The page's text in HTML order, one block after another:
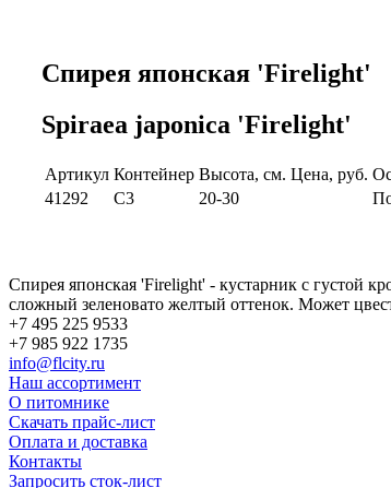
Спирея японская 'Firelight'
Spiraea japonica 'Firelight'
Артикул Контейнер Высота, см. Цена, руб.
41292
C3 20-30
Спирея японская 'Firelight' - кустарник с густой
сложный зеленовато желтый оттенок. Может
+7 495 225 9533
+7 985 922 1735
info@flcity.ru
Наш ассортимент
О питомнике
Скачать прайс-лист
Оплата и доставка
Контакты
Запросить сток-лист